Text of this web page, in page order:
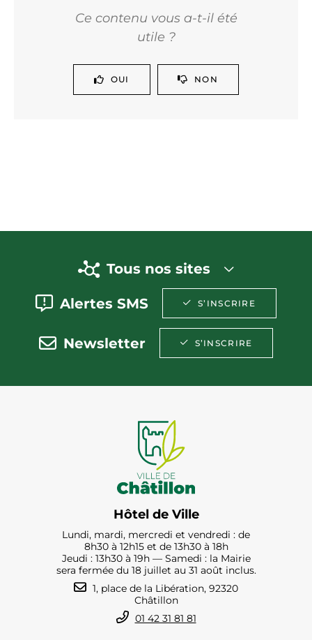
Ce contenu vous a-t-il été
utile ?
OUI NON
Tous nos sites
Alertes SMS S’INSCRIRE
Newsletter S’INSCRIRE
Hôtel de Ville
Lundi, mardi, mercredi et vendredi : de
8h30 à 12h15 et de 13h30 à 18h
Jeudi : 13h30 à 19h — Samedi : la Mairie
sera fermée du 18 juillet au 31 août inclus.
1, place de la Libération, 92320
Châtillon
01 42 31 81 81